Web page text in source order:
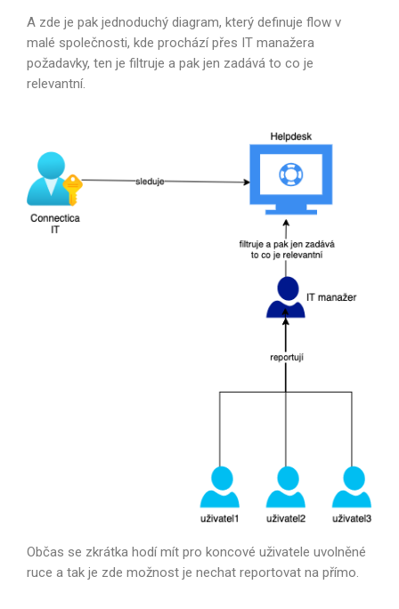
A zde je pak jednoduchý diagram, který definuje flow v
malé společnosti, kde prochází přes IT manažera
požadavky, ten je filtruje a pak jen zadává to co je
relevantní.
Občas se zkrátka hodí mít pro koncové uživatele uvolněné
ruce a tak je zde možnost je nechat reportovat na přímo.